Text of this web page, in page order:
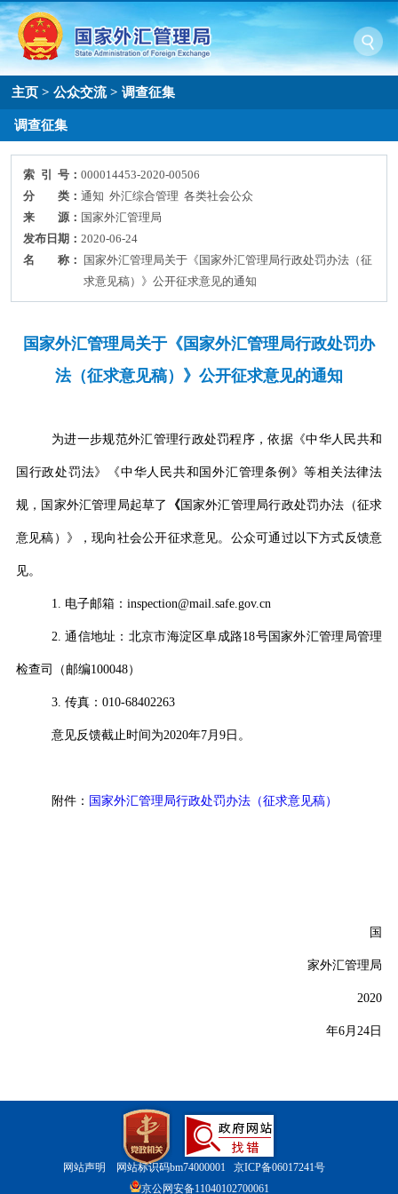
主页 >公众交流>调查征集
调查征集
索 引 号：000014453-2020-00506
分 类：通知 外汇综合管理 各类社会公众
来 源： 国家外汇管理局
发布日期：2020-06-24
名 称：
国家外汇管理局关于《国家外汇管理局行政处罚办法（征
求意见稿）》公开征求意见的通知
国家外汇管理局关于《国家外汇管理局行政处罚办
法（征求意见稿）》公开征求意见的通知
为进一步规范外汇管理行政处罚程序，依据《中华人民共和
国行政处罚法》《中华人民共和国外汇管理条例》等相关法律法
规，国家外汇管理局起草了 《 国家外汇管理局行政处罚办法（征求
意见稿）》，现向社会公开征求意见。公众可通过以下方式反馈意
见。
1. 电子邮箱： inspection@mail.safe.gov.cn
2.通信地址：北京市海淀区阜成路18号国家外汇管理局管理
检查司（邮编100048）
3. 传真： 010-68402263
意见反馈截止时间为2020年7月 9日。
附件： 国家外汇管理局行政处罚办法（征求意见稿）
国
家外汇管理局
2020
年6 月 24 日
网站声明 网站标识码bm74000001 京ICP备06017241号
京公网安备11040102700061